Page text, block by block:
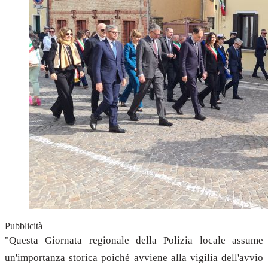
Pubblicità
"Questa Giornata regionale della Polizia locale assume
un'importanza storica poiché avviene alla vigilia dell'avvio